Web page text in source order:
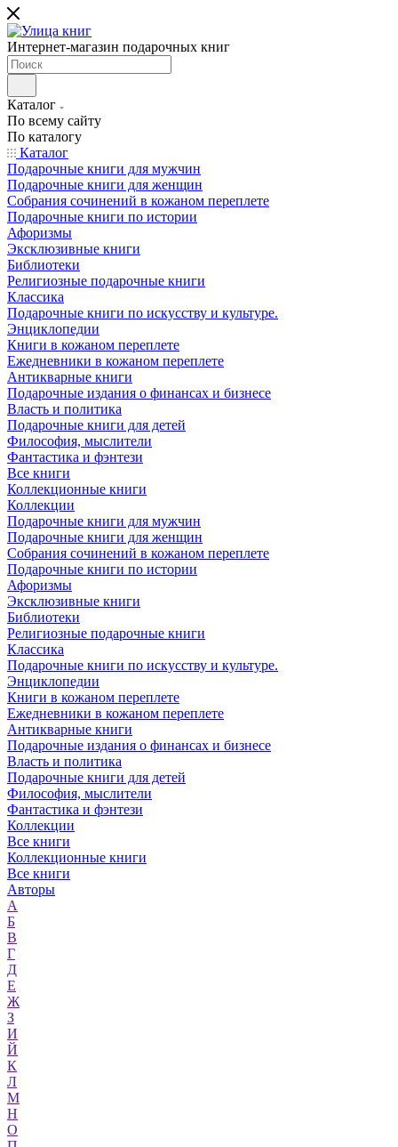
Интернет-магазин подарочных книг
Каталог
По всему сайту
По каталогу
Каталог
Подарочные книги для мужчин
Подарочные книги для женщин
Собрания сочинений в кожаном переплете
Подарочные книги по истории
Афоризмы
Эксклюзивные книги
Библиотеки
Религиозные подарочные книги
Классика
Подарочные книги по искусству и культуре.
Энциклопедии
Книги в кожаном переплете
Ежедневники в кожаном переплете
Антикварные книги
Подарочные издания о финансах и бизнесе
Власть и политика
Подарочные книги для детей
Философия, мыслители
Фантастика и фэнтези
Все книги
Коллекционные книги
Коллекции
Подарочные книги для мужчин
Подарочные книги для женщин
Собрания сочинений в кожаном переплете
Подарочные книги по истории
Афоризмы
Эксклюзивные книги
Библиотеки
Религиозные подарочные книги
Классика
Подарочные книги по искусству и культуре.
Энциклопедии
Книги в кожаном переплете
Ежедневники в кожаном переплете
Антикварные книги
Подарочные издания о финансах и бизнесе
Власть и политика
Подарочные книги для детей
Философия, мыслители
Фантастика и фэнтези
Коллекции
Все книги
Коллекционные книги
Все книги
Авторы
А
Б
В
Г
Д
Е
Ж
З
И
Й
К
Л
М
Н
О